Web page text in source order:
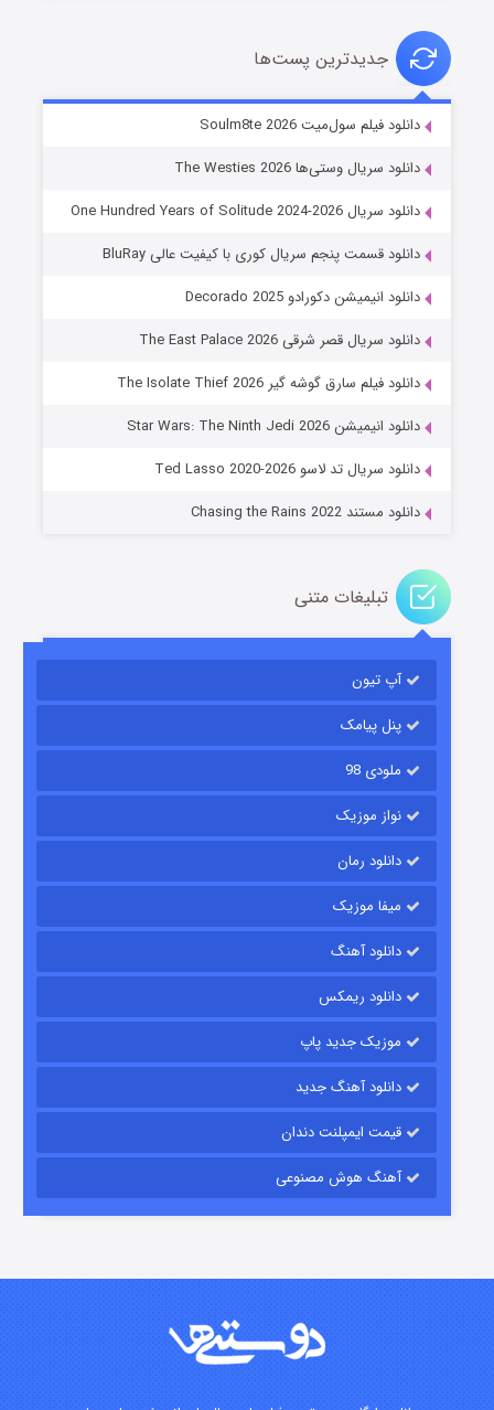
خاندان اژدها فصل ۳
جادوگری در مغولستان
قسمت 14 (زیرنویس) منتشر شد
قسمت
قسمت2 (دوبله) منتشر شد
جدیدترین پست‌ها
دانلود فیلم سول‌میت Soulm8te 2026
دانلود سریال وستی‌ها The Westies 2026
دانلود سریال One Hundred Years of Solitude 2024-2026
دانلود قسمت پنجم سریال کوری با کیفیت عالی BluRay
دانلود انیمیشن دکورادو Decorado 2025
دانلود سریال قصر شرقی The East Palace 2026
دانلود فیلم سارق گوشه گیر The Isolate Thief 2026
دانلود انیمیشن Star Wars: The Ninth Jedi 2026
دانلود سریال تد لاسو Ted Lasso 2020-2026
دانلود مستند Chasing the Rains 2022
تبلیغات متنی
آپ تیون
پنل پیامک
ملودی 98
نواز موزیک
دانلود رمان
میفا موزیک
دانلود آهنگ
دانلود ریمکس
موزیک جدید پاپ
دانلود آهنگ جدید
قیمت ایمپلنت دندان
آهنگ هوش مصنوعی